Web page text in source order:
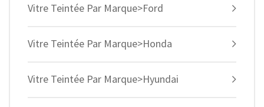
Vitre Teintée Par Marque>Ford
Vitre Teintée Par Marque>Honda
Vitre Teintée Par Marque>Hyundai